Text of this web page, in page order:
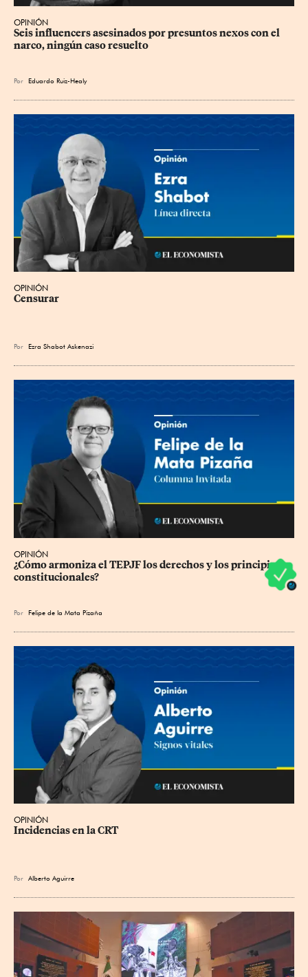
OPINIÓN
Seis influencers asesinados por presuntos nexos con el
narco, ningún caso resuelto
Por Eduardo Ruiz-Healy
OPINIÓN
Censurar
Por Ezra Shabot Askenazi
OPINIÓN
¿Cómo armoniza el TEPJF los derechos y los principios
constitucionales?
Por Felipe de la Mata Pizaña
OPINIÓN
Incidencias en la CRT
Por Alberto Aguirre